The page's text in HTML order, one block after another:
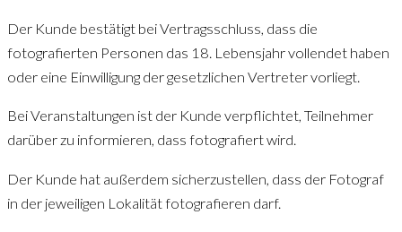
Der Kunde bestätigt bei Vertragsschluss, dass die
fotografierten Personen das 18. Lebensjahr vollendet haben
oder eine Einwilligung der gesetzlichen Vertreter vorliegt.
Bei Veranstaltungen ist der Kunde verpflichtet, Teilnehmer
darüber zu informieren, dass fotografiert wird.
Der Kunde hat außerdem sicherzustellen, dass der Fotograf
in der jeweiligen Lokalität fotografieren darf.